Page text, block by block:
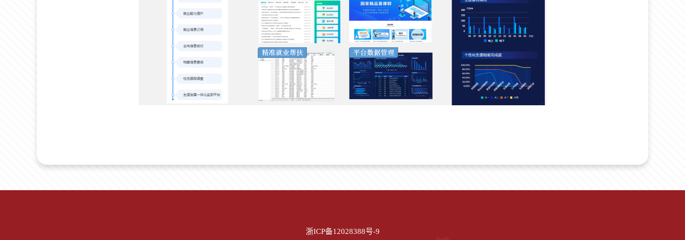
浙ICP备12028388号-9